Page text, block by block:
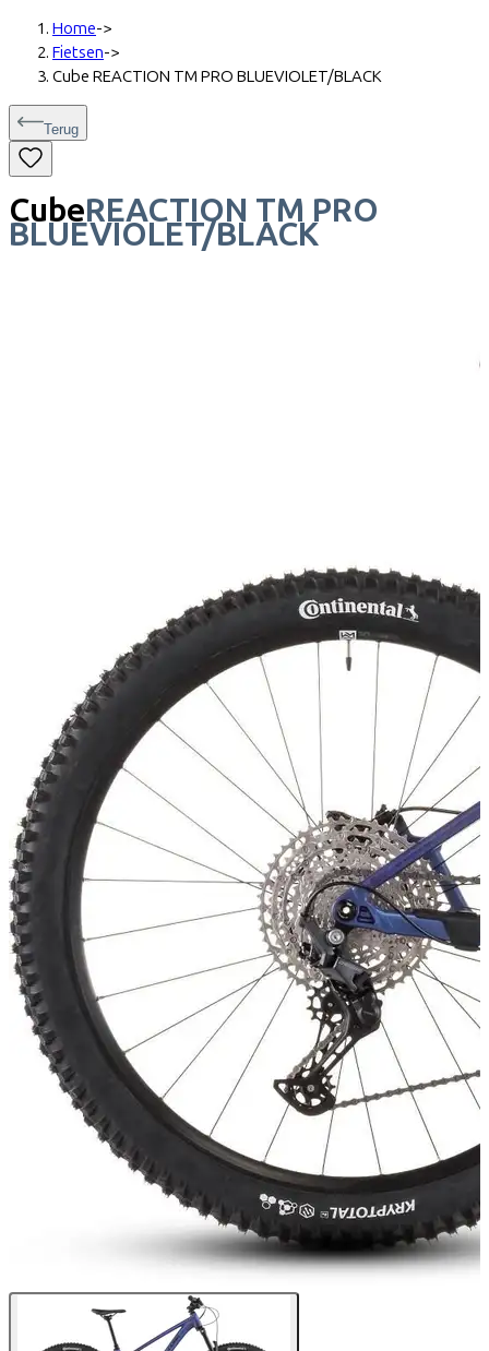
Home->
Fietsen->
Cube REACTION TM PRO BLUEVIOLET/BLACK
Terug
CubeREACTION TM PRO
BLUEVIOLET/BLACK